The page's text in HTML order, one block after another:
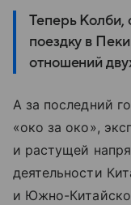
Теперь Колби,
поездку в
отношений
А за последний
«око за око»,
и растущей
деятельности
и Южно-